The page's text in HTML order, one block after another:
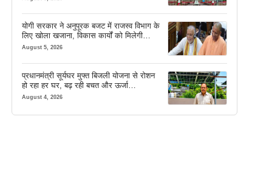
योगी सरकार ने अनुपूरक बजट में राजस्व विभाग के
लिए खोला खजाना, विकास कार्यों को मिलेगी
रफ्तार
August 5, 2026
प्रधानमंत्री सूर्यघर मुफ्त बिजली योजना से रोशन
हो रहा हर घर, बढ़ रही बचत और ऊर्जा
आत्मनिर्भरता
August 4, 2026